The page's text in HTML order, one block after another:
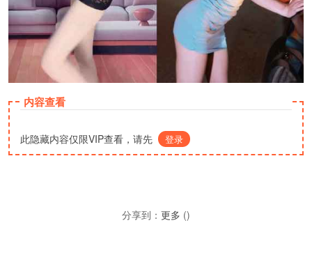
内容查看
此隐藏内容仅限VIP查看，请先 登录
分享到： 更多 ()